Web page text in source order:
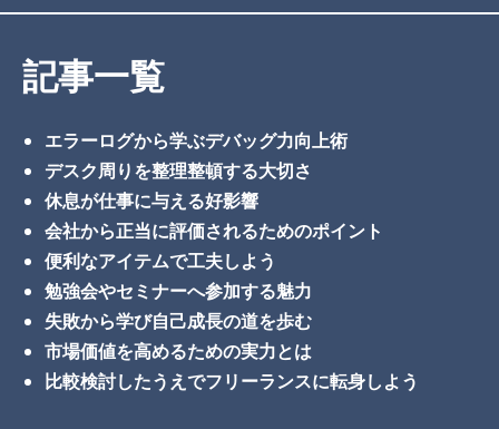
記事一覧
エラーログから学ぶデバッグ力向上術
デスク周りを整理整頓する大切さ
休息が仕事に与える好影響
会社から正当に評価されるためのポイント
便利なアイテムで工夫しよう
勉強会やセミナーへ参加する魅力
失敗から学び自己成長の道を歩む
市場価値を高めるための実力とは
比較検討したうえでフリーランスに転身しよう